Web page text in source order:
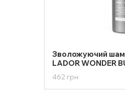
Зволожуючий
LADOR WONDER
462 грн